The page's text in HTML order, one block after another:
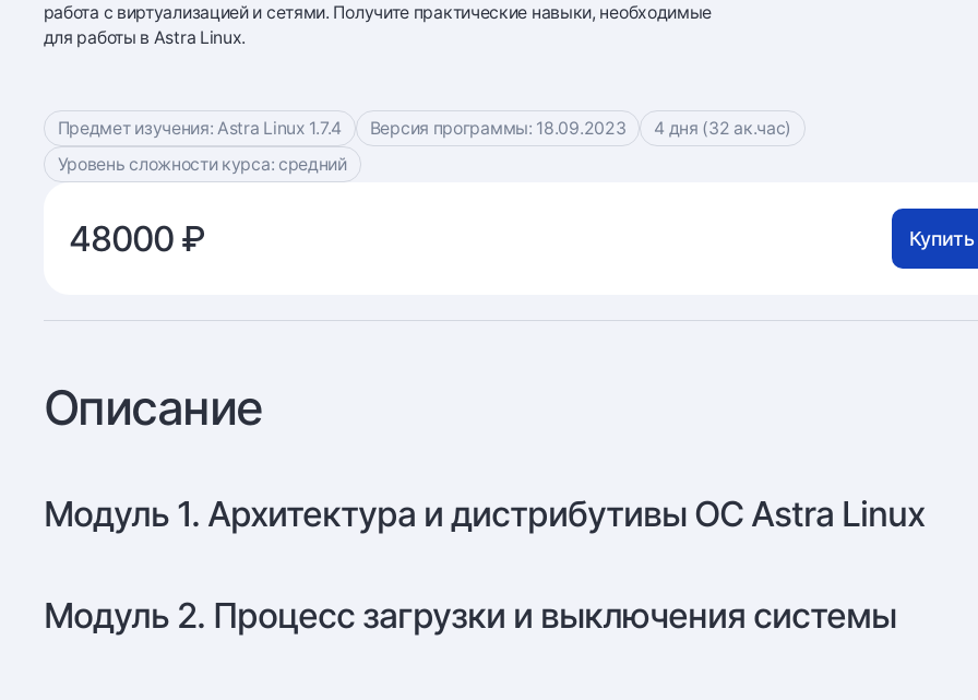
работа с виртуализацией и сетями. Получите практические навыки, необходимые
для работы в Astra Linux.
Предмет изучения: Astra Linux 1.7.4 Версия программы: 18.09.2023
4 дня (32 ак.час)
Уровень сложности курса: средний
48000 ₽ Купить
Описание
Модуль 1. Архитектура и дистрибутивы ОС Astra Linux
Модуль 2. Процесс загрузки и выключения системы